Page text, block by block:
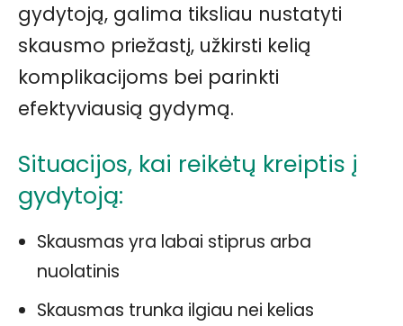
gydytoją, galima tiksliau nustatyti
skausmo priežastį, užkirsti kelią
komplikacijoms bei parinkti
efektyviausią gydymą.
Situacijos, kai reikėtų kreiptis į
gydytoją:
Skausmas yra labai stiprus arba
nuolatinis
Skausmas trunka ilgiau nei kelias